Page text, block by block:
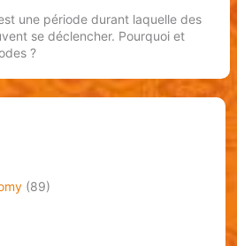
une période durant laquelle des
se déclencher. Pourquoi et
?
(89)